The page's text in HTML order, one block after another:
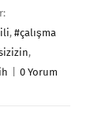
, #çalışma
,
0 Yorum